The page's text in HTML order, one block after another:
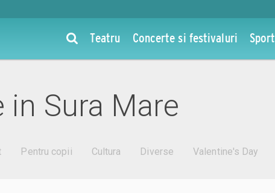
Teatru Concerte si festivaluri Sport
in Sura Mare
Pentru copii Cultura Diverse Valentine's Day